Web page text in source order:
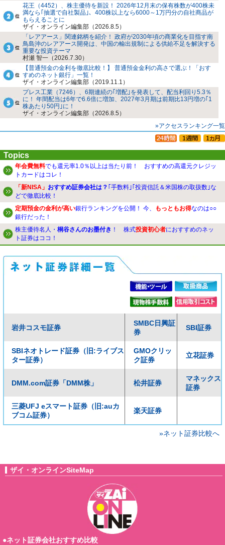
花王（4452）、株主優待を新設！ 2026年12月末の保有株数が400株未
満なら｢抽選で自社製品｣、400株以上なら6000～1万円分の自社商品が
もらえることに
ザイ・オンライン編集部（2026.8.5）
「レアアース」関連銘柄を紹介！ 政府が2030年頃の商業化を目指す南
鳥島沖のレアアース開発は、中国の輸出規制による供給不足を解決する
重要な投資テーマ
村瀬 智一（2026.7.30）
【普通預金の金利を徹底比較！】 普通預金金利の高さで選ぶ！「おす
すめのネット銀行」一覧！
ザイ・オンライン編集部（2019.11.1）
プレス工業（7246）、6期連続の｢増配｣を発表して、配当利回り5.3％
に！ 年間配当は6年で6.6倍に増加、2027年3月期は前期比13円増の｢1
株あたり50円｣に！
ザイ・オンライン編集部（2026.8.5）
»アクセスランキング一覧
Topics
年会費無料でも還元率1.0％以上は当たり前！ おすすめの高還元クレジッ
トカードはコレ！
「新NISA」 おすすめ証券会社は？ ｢手数料｣｢投資信託＆米国株の取扱数｣な
どで徹底比較！
定期預金の金利が高い銀行ランキングを公開！ 今、 もっともお得なのは○○
銀行だった！
株主優待名人・ 桐谷さんのお墨付き ！ 株式投資初心者におすすめのネッ
ト証券はココ！
岩井コスモ証券
SMBC日興証
券
SBI証券
SBIネオトレード証券（旧:ライブス
ター証券）
GMOクリッ
ク証券
立花証券
DMM.com証券「DMM株」 松井証券
マネックス
証券
三菱UFJ eスマート証券（旧:auカ
ブコム証券）
楽天証券
»ネット証券比較へ
ザイ・オンラインSiteMap
●ネット証券会社おすすめ比較